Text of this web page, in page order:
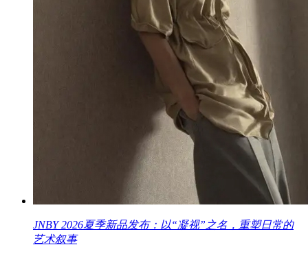
JNBY 2026夏季新品发布：以“凝视”之名，重塑日常的
艺术叙事